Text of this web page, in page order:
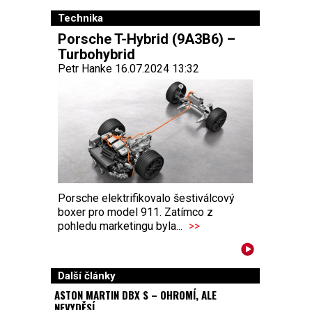
Technika
Porsche T-Hybrid (9A3B6) –
Turbohybrid
Petr Hanke 16.07.2024 13:32
Porsche elektrifikovalo šestiválcový
boxer pro model 911. Zatímco z
pohledu marketingu byla... >>
Další články
ASTON MARTIN DBX S – OHROMÍ, ALE